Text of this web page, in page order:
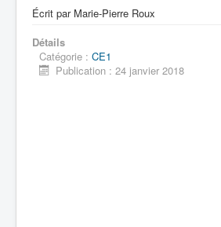
Écrit par Marie-Pierre Roux
Détails
Catégorie : CE1
Publication : 24 janvier 2018